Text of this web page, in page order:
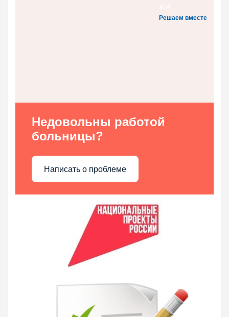
Решаем вместе
Недовольны работой
больницы?
Написать о проблеме